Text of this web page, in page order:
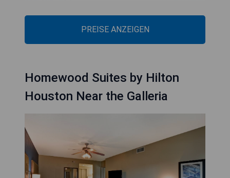
PREISE ANZEIGEN
Homewood Suites by Hilton
Houston Near the Galleria